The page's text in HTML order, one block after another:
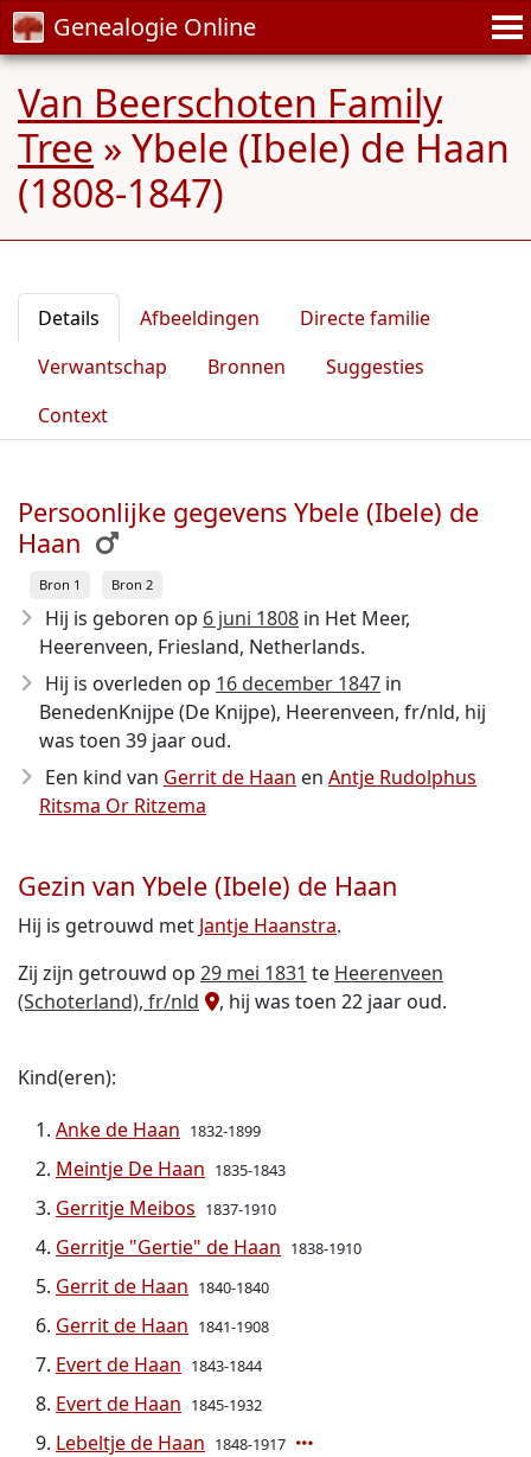
Genealogie Online
Van Beerschoten Family
Tree » Ybele (Ibele) de Haan
(1808-1847)
Details Afbeeldingen
Directe familie
Verwantschap
Bronnen
Suggesties
Context
Persoonlijke gegevens Ybele (Ibele) de
Haan
Bron 1 Bron 2
Hij is geboren op 6 juni 1808 in Het Meer,
Heerenveen, Friesland, Netherlands.
Hij is overleden op 16 december 1847 in
BenedenKnijpe (De Knijpe), Heerenveen, fr/nld, hij
was toen 39 jaar oud.
Een kind van Gerrit de Haan en Antje Rudolphus
Ritsma Or Ritzema
Gezin van Ybele (Ibele) de Haan
Hij is getrouwd met Jantje Haanstra.
Zij zijn getrouwd op 29 mei 1831 te Heerenveen
(Schoterland), fr/nld
, hij was toen 22 jaar oud.
Kind(eren):
Anke de Haan 1832-1899
Meintje De Haan 1835-1843
Gerritje Meibos 1837-1910
Gerritje "Gertie" de Haan 1838-1910
Gerrit de Haan 1840-1840
Gerrit de Haan 1841-1908
Evert de Haan 1843-1844
Evert de Haan 1845-1932
Lebeltje de Haan 1848-1917